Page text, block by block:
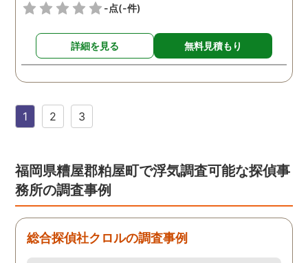
-点(-件)
詳細を見る 無料見積もり
1 2 3
福岡県糟屋郡粕屋町で浮気調査可能な探偵事
務所の調査事例
総合探偵社クロルの調査事例